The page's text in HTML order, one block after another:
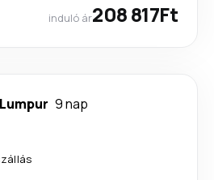
induló ár208 817Ft
9 nap